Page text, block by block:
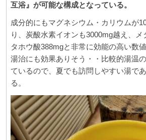
互浴 』 が可能な構成となっている。
成分的にもマグネシウム・カリウムが
り、炭酸水素イオンも3000mg越え、メ
タホウ酸388mgと非常に効能の高い数
湯治にも効果ありそう・・比較的湯温
ているので、夏でも訪問しやすい湯で
る。